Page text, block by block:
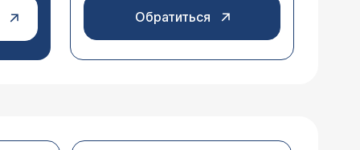
Обратиться